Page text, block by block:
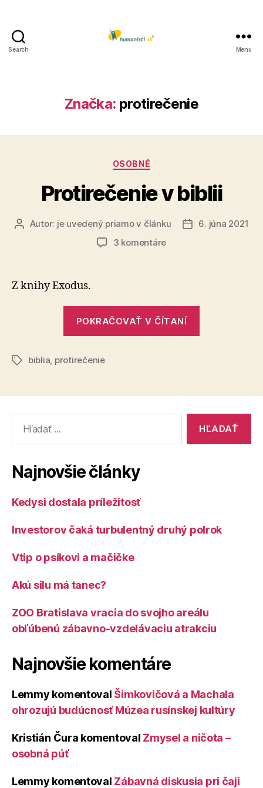
Search Menu
Značka: protirečenie
Kategórie
OSOBNÉ
Protirečenie v biblii
AutorAutor: je uvedený priamo v článku
Dátum
6. júna 2021
3 komentárena
Z knihy Exodus.
POKRAČOVAŤ V ČÍTANÍ
Značky
biblia, protirečenie
Najnovšie články
Kedysi dostala príležitosť
Investorov čaká turbulentný druhý polrok
Vtip o psíkovi a mačičke
Akú silu má tanec?
ZOO Bratislava vracia do svojho areálu
obľúbenú zábavno-vzdelávaciu atrakciu
Najnovšie komentáre
Lemmy komentoval Šimkovičová a Machala
ohrozujú budúcnosť Múzea rusínskej kultúry
Kristián Čura komentoval Zmysel a ničota –
osobná púť
Lemmy komentoval Zábavná diskusia pri čaji